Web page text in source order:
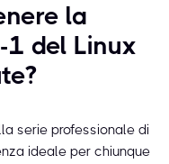
la
1 del Linux
serie professionale di
ideale per chiunque